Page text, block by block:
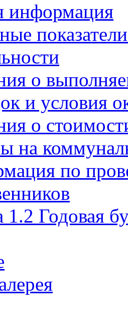
информация
о
и условия
о
на
по
Годовая